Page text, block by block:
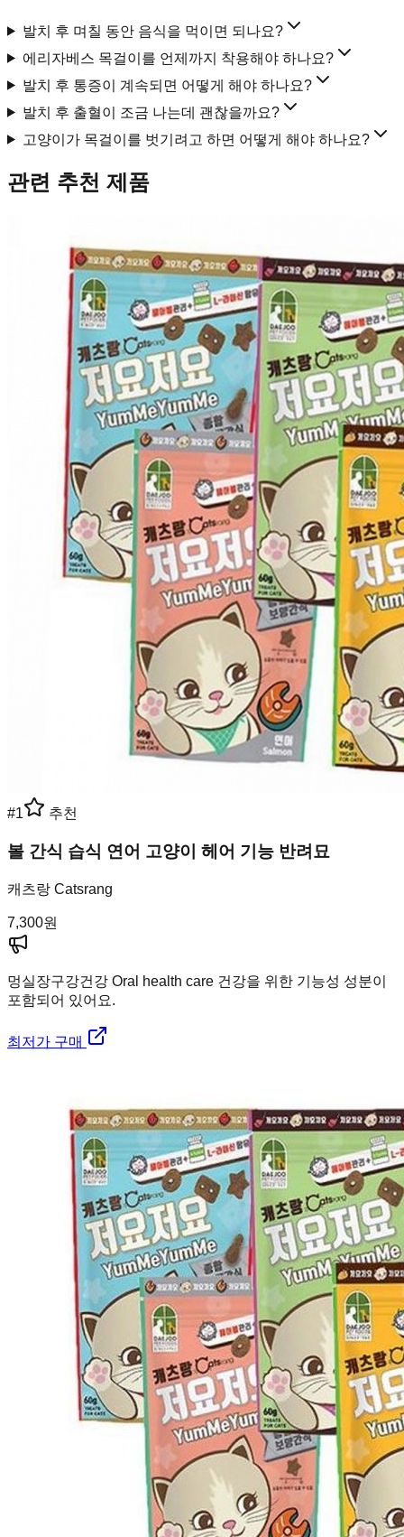
발치 후 며칠 동안 음식을 먹이면 되나요?
에리자베스 목걸이를 언제까지 착용해야 하나요?
발치 후 통증이 계속되면 어떻게 해야 하나요?
발치 후 출혈이 조금 나는데 괜찮을까요?
고양이가 목걸이를 벗기려고 하면 어떻게 해야 하나요?
관련 추천 제품
#1 추천
볼 간식 습식 연어 고양이 헤어 기능 반려묘
캐츠랑 Catsrang
7,300원
멍실장구강건강 Oral health care 건강을 위한 기능성 성분이
포함되어 있어요.
최저가 구매